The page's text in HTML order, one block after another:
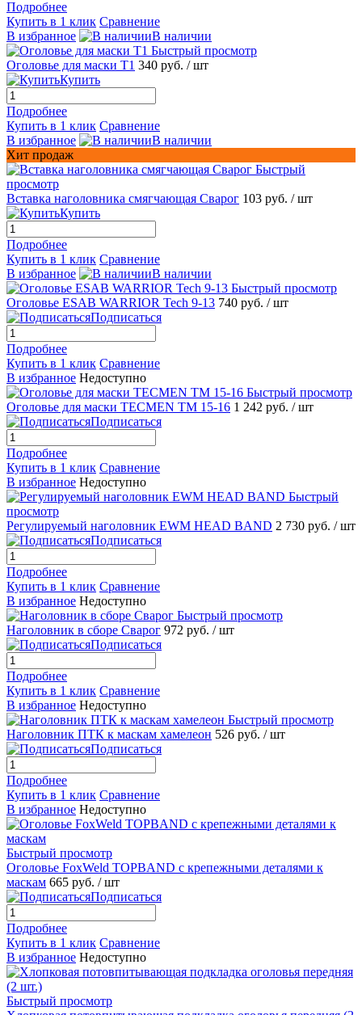
Подробнее
Купить в 1 клик Сравнение
В избранное
В наличии
Быстрый просмотр
Оголовье для маски T1 340 руб. / шт
Купить
Подробнее
Купить в 1 клик Сравнение
В избранное
В наличии
Хит продаж
Быстрый
просмотр
Вставка наголовника смягчающая Сварог 103 руб. / шт
Купить
Подробнее
Купить в 1 клик Сравнение
В избранное
В наличии
Быстрый просмотр
Оголовье ESAB WARRIOR Tech 9-13 740 руб. / шт
Подписаться
Подробнее
Купить в 1 клик Сравнение
В избранное Недоступно
Быстрый просмотр
Оголовье для маски TECMEN TM 15-16 1 242 руб. / шт
Подписаться
Подробнее
Купить в 1 клик Сравнение
В избранное Недоступно
Быстрый
просмотр
Регулируемый наголовник EWM HEAD BAND 2 730 руб. / шт
Подписаться
Подробнее
Купить в 1 клик Сравнение
В избранное Недоступно
Быстрый просмотр
Наголовник в сборе Сварог 972 руб. / шт
Подписаться
Подробнее
Купить в 1 клик Сравнение
В избранное Недоступно
Быстрый просмотр
Наголовник ПТК к маскам хамелеон 526 руб. / шт
Подписаться
Подробнее
Купить в 1 клик Сравнение
В избранное Недоступно
Быстрый просмотр
Оголовье FoxWeld TOPBAND с крепежными деталями к
маскам 665 руб. / шт
Подписаться
Подробнее
Купить в 1 клик Сравнение
В избранное Недоступно
Быстрый просмотр